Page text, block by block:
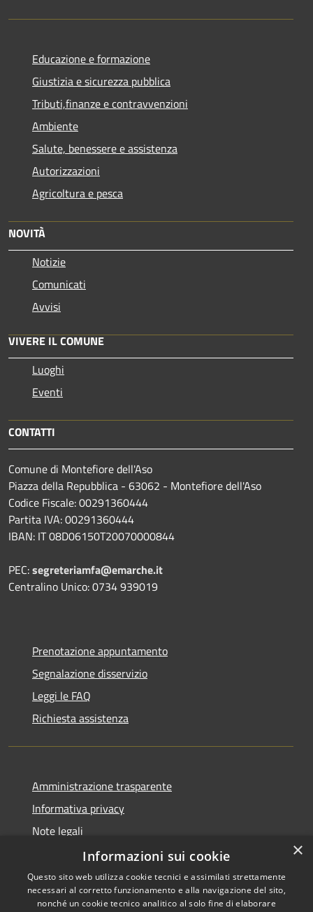
Educazione e formazione
Giustizia e sicurezza pubblica
Tributi,finanze e contravvenzioni
Ambiente
Salute, benessere e assistenza
Autorizzazioni
Agricoltura e pesca
NOVITÀ
Notizie
Comunicati
Avvisi
VIVERE IL COMUNE
Luoghi
Eventi
CONTATTI
Comune di Montefiore dell'Aso
Piazza della Repubblica - 63062 - Montefiore dell'Aso
Codice Fiscale: 00291360444
Partita IVA: 00291360444
IBAN: IT 08D06150T20070000844
PEC:segreteriamfa@emarche.it
Centralino Unico: 0734 939019
Prenotazione appuntamento
Segnalazione disservizio
Leggi le FAQ
Richiesta assistenza
Amministrazione trasparente
Informativa privacy
Note legali
Dichiarazione di accessibilità
×
Informazioni sui cookie
Questo sito web utilizza cookie tecnici e assimilati strettamente
necessari al corretto funzionamento e alla navigazione del sito,
nonché un cookie tecnico analitico al solo fine di elaborare